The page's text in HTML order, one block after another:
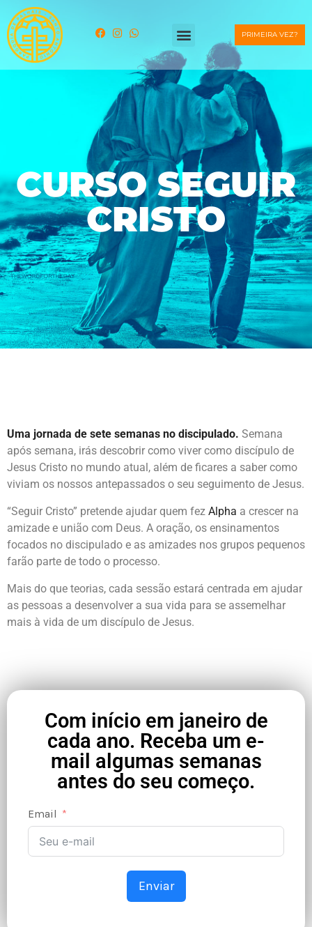
PRIMEIRA VEZ?
CURSO SEGUIR
CRISTO
Uma jornada de sete semanas no discipulado. Semana
após semana, irás descobrir como viver como discípulo de
Jesus Cristo no mundo atual, além de ficares a saber como
viviam os nossos antepassados o seu seguimento de Jesus.
“Seguir Cristo” pretende ajudar quem fez Alpha a crescer na
amizade e união com Deus. A oração, os ensinamentos
focados no discipulado e as amizades nos grupos pequenos
farão parte de todo o processo.
Mais do que teorias, cada sessão estará centrada em ajudar
as pessoas a desenvolver a sua vida para se assemelhar
mais à vida de um discípulo de Jesus.
Com início em janeiro de
cada ano. Receba um e-
mail algumas semanas
antes do seu começo.
Email
Enviar